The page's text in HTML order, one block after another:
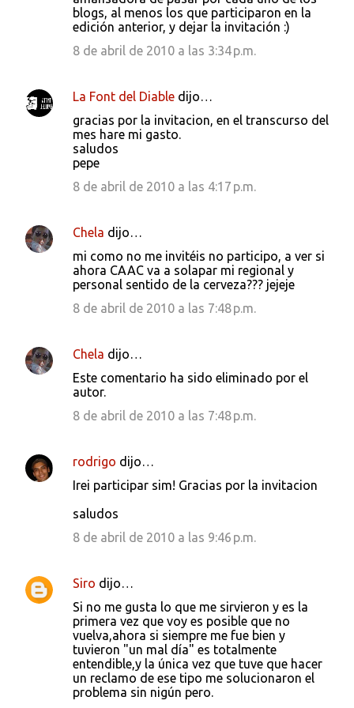
a
blogs, al menos los que participaron en la
edición anterior, y dejar la invitación :)
8 de abril de 2010 a las 3:34 p.m.
La Font del Diable dijo…
gracias por la invitacion, en el transcurso del
mes hare mi gasto.
saludos
pepe
8 de abril de 2010 a las 4:17 p.m.
Chela dijo…
mi como no me invitéis no participo, a ver si
ahora CAAC va a solapar mi regional y
personal sentido de la cerveza??? jejeje
8 de abril de 2010 a las 7:48 p.m.
Chela dijo…
Este comentario ha sido eliminado por el
autor.
8 de abril de 2010 a las 7:48 p.m.
rodrigo dijo…
Irei participar sim! Gracias por la invitacion
saludos
8 de abril de 2010 a las 9:46 p.m.
Siro dijo…
Si no me gusta lo que me sirvieron y es la
primera vez que voy es posible que no
vuelva,ahora si siempre me fue bien y
tuvieron "un mal día" es totalmente
entendible,y la única vez que tuve que hacer
un reclamo de ese tipo me solucionaron el
problema sin nigún pero.